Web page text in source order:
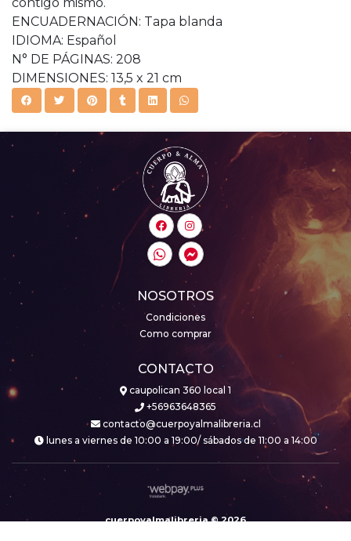
ENCUADERNACIÓN: Tapa blanda
IDIOMA: Español
N° DE PÁGINAS: 208
DIMENSIONES: 13,5 x 21 cm
NOSOTROS
Condiciones
Como comprar
CONTACTO
caupolican 360 local 1
+56963648365
contacto@cuerpoyalmalibreria.cl
lunes a viernes de 10:00 a 19:00/ sábados de 11:00 a 14:00
cuerpoyalmalibreria © 2026